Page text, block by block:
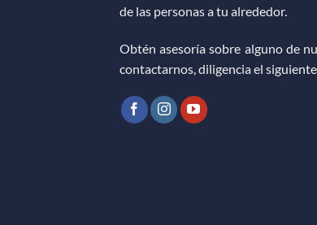
de las personas a tu alrededor.
Obtén asesoría sobre alguno de
contactarnos, diligencia el